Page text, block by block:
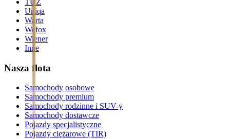
TUZ
Uniqa
Warta
Wefox
Wiener
Inne
Nasza flota
Samochody osobowe
Samochody premium
Samochody rodzinne i SUV-y
Samochody dostawcze
Pojazdy specjalistyczne
Pojazdy ciężarowe (TIR)